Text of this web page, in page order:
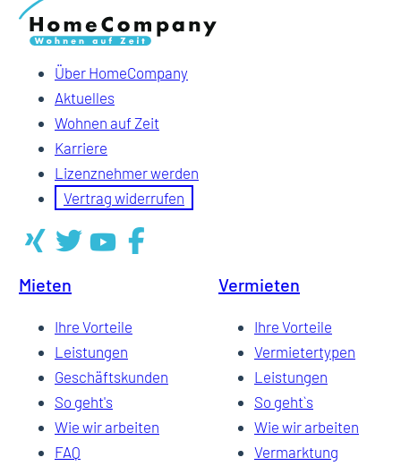
Über HomeCompany
Aktuelles
Wohnen auf Zeit
Karriere
Lizenznehmer werden
Vertrag widerrufen
Mieten
Ihre Vorteile
Leistungen
Geschäftskunden
So geht's
Wie wir arbeiten
FAQ
Vermieten
Ihre Vorteile
Vermietertypen
Leistungen
So geht`s
Wie wir arbeiten
Vermarktung